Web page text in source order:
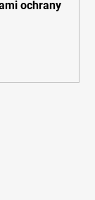
ochrany